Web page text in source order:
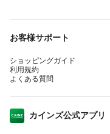
お客様サポート
ショッピングガイド
利用規約
よくある質問
カインズ公式アプリ